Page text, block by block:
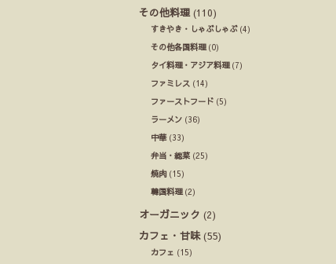
その他料理 (110)
すきやき・しゃぶしゃぶ(4)
その他各国料理(0)
タイ料理・アジア料理(7)
ファミレス (14)
ファーストフード (5)
ラーメン (36)
中華(33)
弁当・総菜 (25)
焼肉 (15)
韓国料理(2)
オーガニック (2)
カフェ・甘味(55)
カフェ (15)